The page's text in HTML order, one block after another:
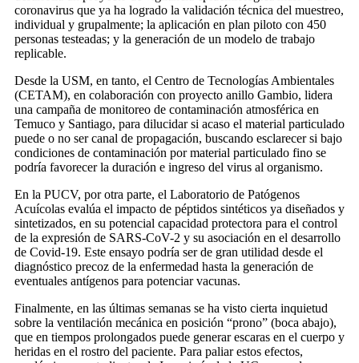
coronavirus que ya ha logrado la validación técnica del muestreo,
individual y grupalmente; la aplicación en plan piloto con 450
personas testeadas; y la generación de un modelo de trabajo
replicable.
Desde la USM, en tanto, el Centro de Tecnologías Ambientales
(CETAM), en colaboración con proyecto anillo Gambio, lidera
una campaña de monitoreo de contaminación atmosférica en
Temuco y Santiago, para dilucidar si acaso el material particulado
puede o no ser canal de propagación, buscando esclarecer si bajo
condiciones de contaminación por material particulado fino se
podría favorecer la duración e ingreso del virus al organismo.
En la PUCV, por otra parte, el Laboratorio de Patógenos
Acuícolas evalúa el impacto de péptidos sintéticos ya diseñados y
sintetizados, en su potencial capacidad protectora para el control
de la expresión de SARS-CoV-2 y su asociación en el desarrollo
de Covid-19. Este ensayo podría ser de gran utilidad desde el
diagnóstico precoz de la enfermedad hasta la generación de
eventuales antígenos para potenciar vacunas.
Finalmente, en las últimas semanas se ha visto cierta inquietud
sobre la ventilación mecánica en posición “prono” (boca abajo),
que en tiempos prolongados puede generar escaras en el cuerpo y
heridas en el rostro del paciente. Para paliar estos efectos,